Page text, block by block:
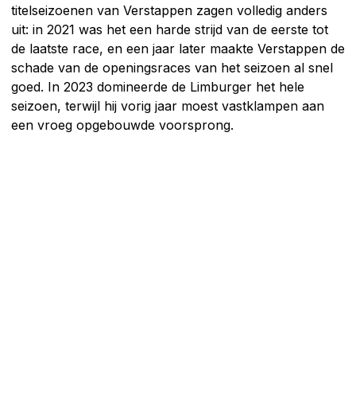
titelseizoenen van Verstappen zagen volledig anders
uit: in 2021 was het een harde strijd van de eerste tot
de laatste race, en een jaar later maakte Verstappen de
schade van de openingsraces van het seizoen al snel
goed. In 2023 domineerde de Limburger het hele
seizoen, terwijl hij vorig jaar moest vastklampen aan
een vroeg opgebouwde voorsprong.